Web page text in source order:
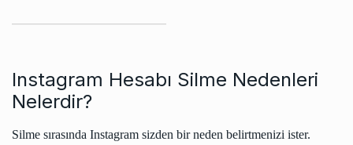
Instagram Hesabı Silme Nedenleri
Nelerdir?
Silme sırasında Instagram sizden bir neden belirtmenizi ister.